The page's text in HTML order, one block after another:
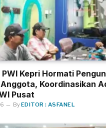
Kepri Hormati
Koordinasikan
Pusat
ByEDITOR : ASFANEL